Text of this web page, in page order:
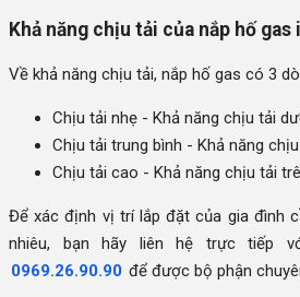
Khả năng chịu tải của nắp hố gas
Về khả năng chịu tải, nắp hố gas có 3
Chịu tải nhẹ - Khả năng chịu tải
Chịu tải trung bình - Khả năng
Chịu tải cao - Khả năng chịu tải
Để xác định vị trí lắp đặt của gia đình
nhiêu, bạn hãy liên hệ trực tiếp
0969.26.90.90 để được bộ phận